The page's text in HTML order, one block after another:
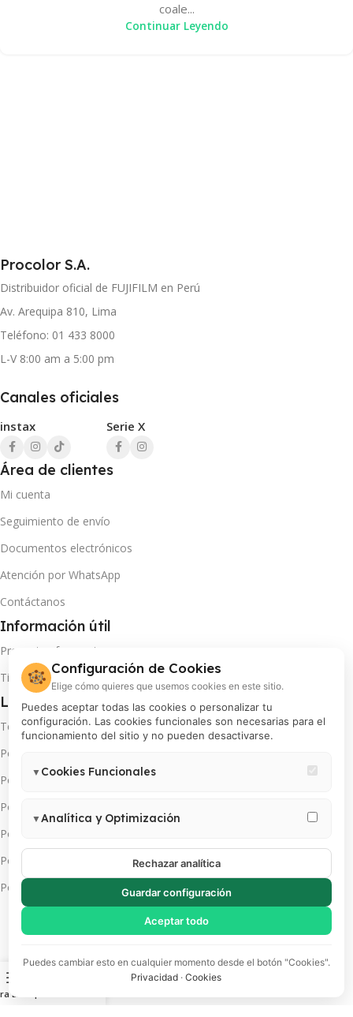
coale...
Continuar Leyendo
Procolor S.A.
Distribuidor oficial de FUJIFILM en Perú
Av. Arequipa 810, Lima
Teléfono: 01 433 8000
L-V 8:00 am a 5:00 pm
Canales oficiales
instax Serie X
Área de clientes
Mi cuenta
Seguimiento de envío
Documentos electrónicos
Atención por WhatsApp
Contáctanos
Información útil
Preguntas frecuentes
Tiempo y cobertura de envíos
Legales
Términos y condiciones
Política de privacidad
Política de cambios y devoluciones
Política de pago en cuotas
Política de servicio técnico
Política de promociones
Política de cookies
Descarga App(s):
Lateral
Comparar
🍪 Configuración de Cookies
Elige cómo quieres que usemos cookies en este sitio.
Puedes aceptar todas las cookies o personalizar tu
configuración. Las cookies funcionales son necesarias para el
funcionamiento del sitio y no pueden desactivarse.
▼ Cookies Funcionales
sesión, preferencias de usuario). Estas cookies no pueden
▼Analítica y Optimización
mejorar la experiencia. Incluye Google Analytics 4, Google Tag
Manager y Meta Pixel.
Rechazar analítica
Guardar configuración
Aceptar todo
Puedes cambiar esto en cualquier momento desde el botón "Cookies".
Privacidad ·Cookies